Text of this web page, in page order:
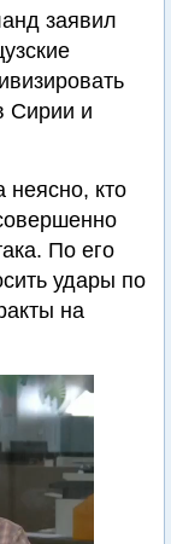
заявил
Сирии и
неясно, кто
По его
удары по
на